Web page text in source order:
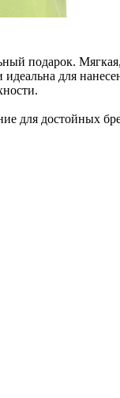
подарок.
для
для достойных